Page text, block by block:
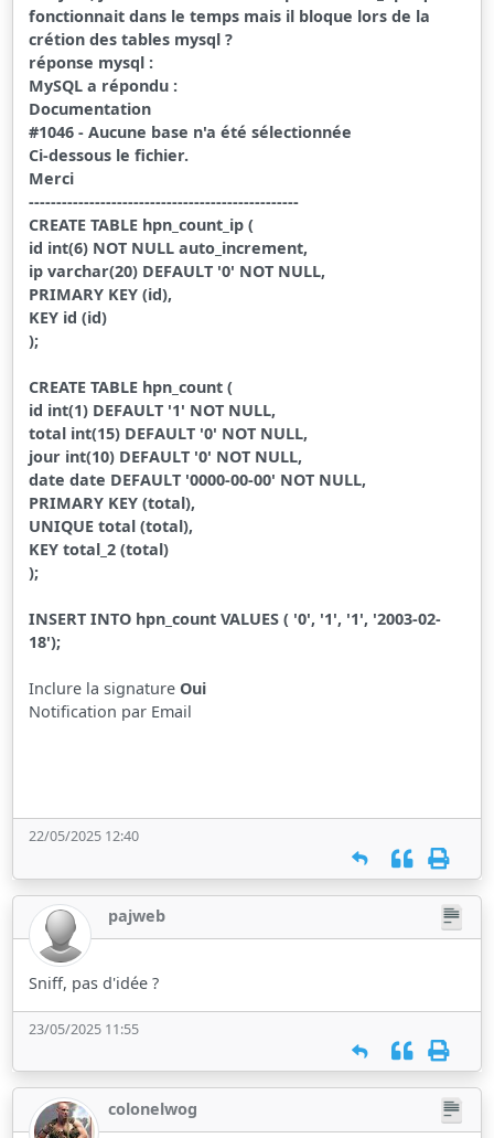
fonctionnait dans le temps mais il bloque lors de la
crétion des tables mysql ?
réponse mysql :
MySQL a répondu :
Documentation
#1046 - Aucune base n'a été sélectionnée
Ci-dessous le fichier.
Merci
-------------------------------------------------
CREATE TABLE hpn_count_ip (
id int(6) NOT NULL auto_increment,
ip varchar(20) DEFAULT '0' NOT NULL,
PRIMARY KEY (id),
KEY id (id)
);
CREATE TABLE hpn_count (
id int(1) DEFAULT '1' NOT NULL,
total int(15) DEFAULT '0' NOT NULL,
jour int(10) DEFAULT '0' NOT NULL,
date date DEFAULT '0000-00-00' NOT NULL,
PRIMARY KEY (total),
UNIQUE total (total),
KEY total_2 (total)
);
INSERT INTO hpn_count VALUES ( '0', '1', '1', '2003-02-
18');
Inclure la signature Oui
Notification par Email
22/05/2025 12:40
pajweb
Sniff, pas d'idée ?
23/05/2025 11:55
colonelwog